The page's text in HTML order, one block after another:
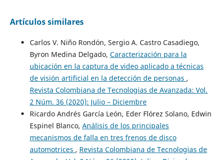
Artículos similares
Carlos V. Niño Rondón, Sergio A. Castro Casadiego,
Byron Medina Delgado, Caracterización para la
ubicación en la captura de video aplicado a técnicas
de visión artificial en la detección de personas ,
Revista Colombiana de Tecnologias de Avanzada: Vol.
2 Núm. 36 (2020): Julio – Diciembre
Ricardo Andrés García León, Eder Flórez Solano, Edwin
Espinel Blanco, Análisis de los principales
mecanismos de falla en tres frenos de disco
automotrices , Revista Colombiana de Tecnologias de